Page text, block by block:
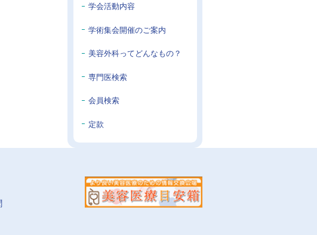
学会活動内容
学術集会開催のご案内
美容外科ってどんなもの？
専門医検索
会員検索
定款